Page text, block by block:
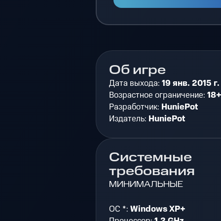
Об игре
Дата выхода: 19 янв. 2015 г.
Возрастное ограничение: 18+
Разработчик: HuniePot
Издатель: HuniePot
Системные
требования
МИНИМАЛЬНЫЕ
ОС *: Windows XP+